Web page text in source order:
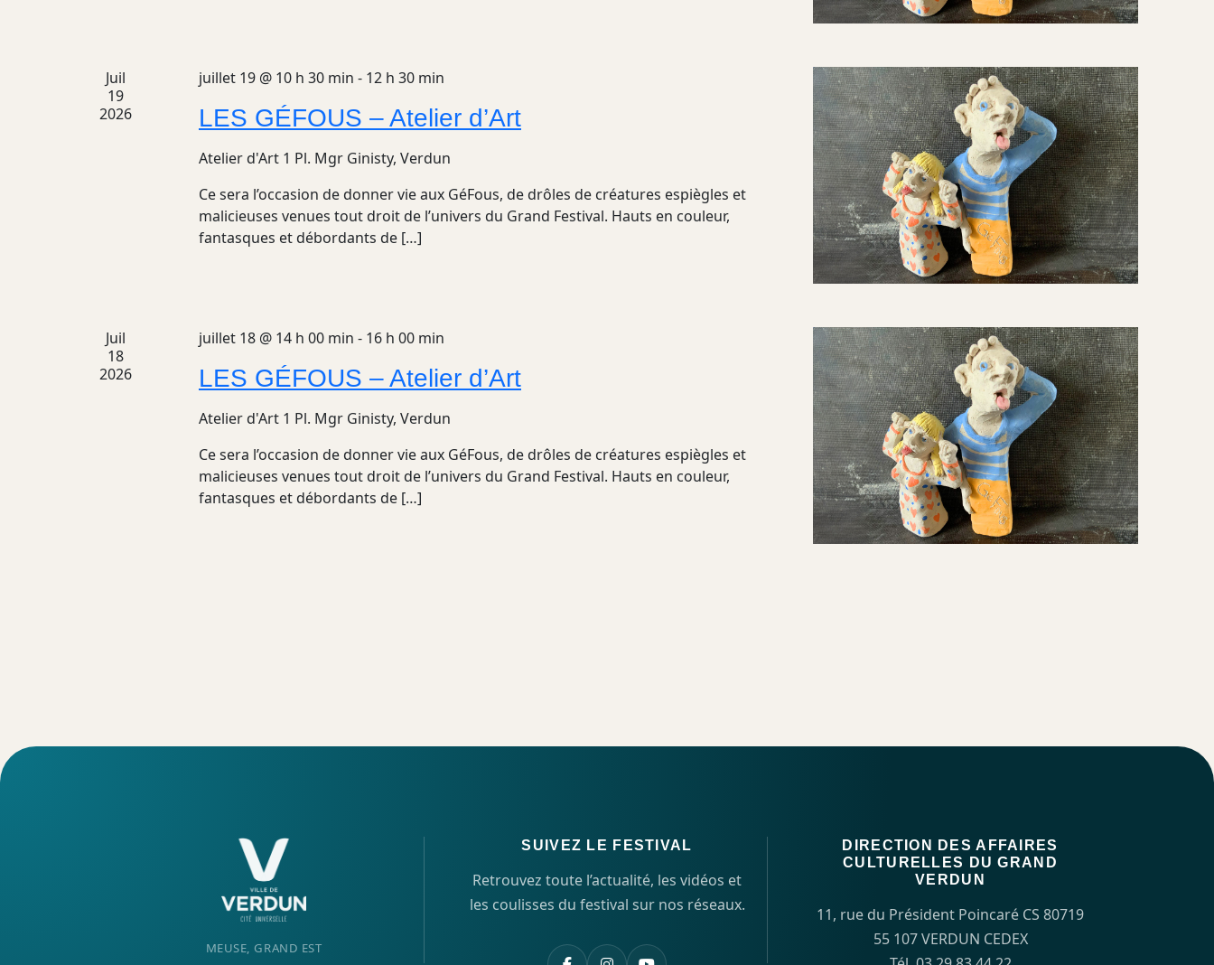
Juil
19
2026
juillet 19 @ 10 h 30 min - 12 h 30 min
LES GÉFOUS – Atelier d’Art
Atelier d'Art 1 Pl. Mgr Ginisty, Verdun
Ce sera l’occasion de donner vie aux GéFous, de drôles de créatures espiègles et
malicieuses venues tout droit de l’univers du Grand Festival. Hauts en couleur,
fantasques et débordants de […]
Juil
18
2026
juillet 18 @ 14 h 00 min - 16 h 00 min
LES GÉFOUS – Atelier d’Art
Atelier d'Art 1 Pl. Mgr Ginisty, Verdun
Ce sera l’occasion de donner vie aux GéFous, de drôles de créatures espiègles et
malicieuses venues tout droit de l’univers du Grand Festival. Hauts en couleur,
fantasques et débordants de […]
MEUSE, GRAND EST
SUIVEZ LE FESTIVAL
Retrouvez toute l’actualité, les vidéos et
les coulisses du festival sur nos réseaux.
DIRECTION DES AFFAIRES
CULTURELLES DU GRAND
VERDUN
11, rue du Président Poincaré CS 80719
55 107 VERDUN CEDEX